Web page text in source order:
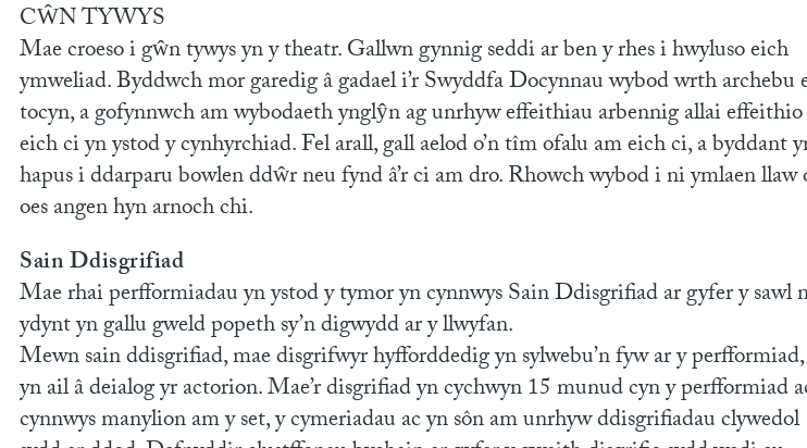
CŴN TYWYS
Mae croeso i gŵn tywys yn y theatr. Gallwn gynnig seddi ar ben y rhes i hwyluso eich
ymweliad. Byddwch mor garedig â gadael i’r Swyddfa Docynnau wybod wrth archebu
tocyn, a gofynnwch am wybodaeth ynglŷn ag unrhyw effeithiau arbennig allai
eich ci yn ystod y cynhyrchiad. Fel arall, gall aelod o’n tîm ofalu am eich ci, a byddant
hapus i ddarparu bowlen ddŵr neu fynd â’r ci am dro. Rhowch wybod i ni ymlaen llaw
oes angen hyn arnoch chi.
Sain Ddisgrifiad
Mae rhai perfformiadau yn ystod y tymor yn cynnwys Sain Ddisgrifiad ar gyfer y sawl
ydynt yn gallu gweld popeth sy’n digwydd ar y llwyfan.
Mewn sain ddisgrifiad, mae disgrifwyr hyfforddedig yn sylwebu’n fyw ar y
yn ail â deialog yr actorion. Mae’r disgrifiad yn cychwyn 15 munud cyn y perfformiad
cynnwys manylion am y set, y cymeriadau ac yn sôn am unrhyw ddisgrifiadau clywedol